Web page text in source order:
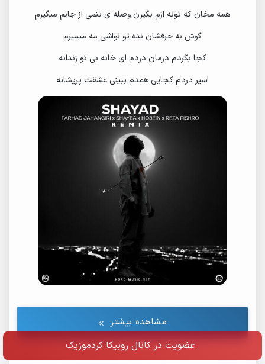
همه مخان که تونه ازم بگیرن وصله ی تنمی از جانم میگیرم
گوش به حرفشان نده تو نواشی مه میمیرم
کجا بگردم درمان دردم ای خانه بی تو زندانه
اسیر دردم کجایی همدم ببینی عشقت پریشانه
مشاهده بیشتر
عضویت در کانال روبیکا کردموزیک